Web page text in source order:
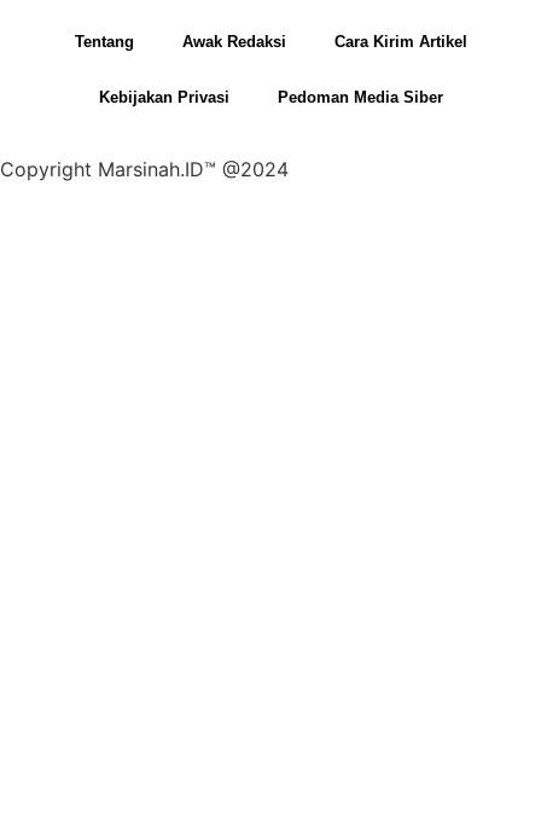
Tentang Awak Redaksi Cara Kirim Artikel
Kebijakan Privasi Pedoman Media Siber
Copyright Marsinah.ID™ @2024